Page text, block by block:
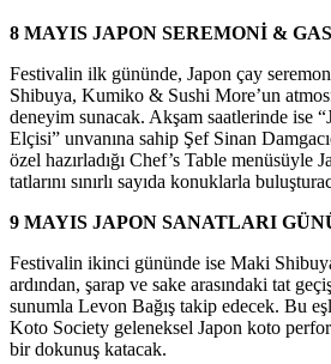
8 MAYIS JAPON SEREMONİ &
Festivalin ilk gününde, Japon çay
Shibuya, Kumiko & Sushi More’un
deneyim sunacak. Akşam saatlerinde ise
Elçisi” unvanına sahip Şef Sinan
özel hazırladığı Chef’s Table menüsüyle
tatlarını sınırlı sayıda konuklarla
9 MAYIS JAPON SANATLARI
Festivalin ikinci gününde ise Maki
ardından, şarap ve sake arasındaki tat
sunumla Levon Bağış takip edecek. Bu
Koto Society geleneksel Japon koto
bir dokunuş katacak.